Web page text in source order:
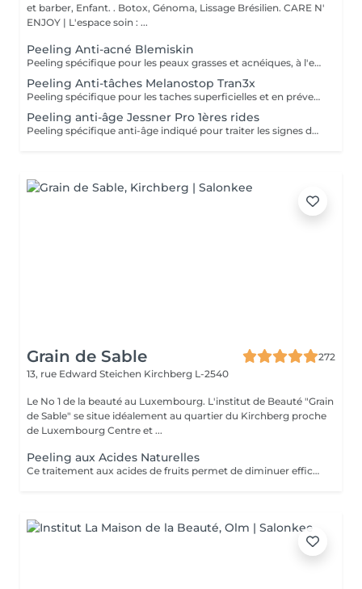
et barber, Enfant. . Botox, Génoma, Lissage Brésilien. CARE N'
ENJOY | L'espace soin : ...
Peeling Anti-acné Blemiskin
Peeling spécifique pour les peaux grasses et acnéiques, à l'effet kératolytique, comédolytique, anti-inflammatoire et antibactérien. Unifie la texture et le teint de la peau, favorise le contrôle de la sécrétion de sébum et diminue la taille des pores. Séances recommandées: 5 séances à intervalles de 15 jours. Un entretien mensuel est ensuite recommandé. Important : il est indispensable de préparer votre peau 15 jours au préalable avec une routine mesoestetic adaptée.
Peeling Anti-tâches Melanostop Tran3x
Peeling spécifique pour les taches superficielles et en prévention, qui accélère le renouvellement épidermique en vue de l'élimination de la mélanine superficielle. Il fournit une amélioration visible du teint et de la luminosité. Séances recommandées: 3 à 5 séances à intervalles de 15 jours Un entretien mensuel est ensuite recommandé Important : il est indispensable de préparer votre peau 15 jours au préalable avec une routine mesoestetic adaptée
Peeling anti-âge Jessner Pro 1ères rides
Peeling spécifique anti-âge indiqué pour traiter les signes du vieillissement. Retexturise et atténue les rides et les lignes d'expression, améliore la fermeté, revitalise la peau et lui apporte de la luminosité. Séances recommandées: 3 à 5 séances à intervalles de 15 jours Un entretien mensuel est ensuite recommandé Important : il est indispensable de préparer votre peau 15 jours au préalable avec une routine mesoestetic adaptée
Grain de Sable
272
13, rue Edward Steichen Kirchberg L-2540
Le No 1 de la beauté au Luxembourg. L'institut de Beauté "Grain
de Sable" se situe idéalement au quartier du Kirchberg proche
de Luxembourg Centre et ...
Peeling aux Acides Naturelles
Ce traitement aux acides de fruits permet de diminuer efficacement et en profondeur les imperfections telle que les cicatrices, les boutons, les tâches pigmentaires, les rides et ridules ect. Il est parfaitement adapté à tous les types de peaux même les plus sensibles ! Ce traitement va permettre d'accélérer le renouvellement cellulaire, atténuer les signes de l'âge afin de retrouver une peau neuve et lisse ainsi qu'un teint éclatant. Il est composé de 5 formulations différentes d'acides de fruits à 30%.